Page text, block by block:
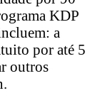
KDP
a
por até 5
outros